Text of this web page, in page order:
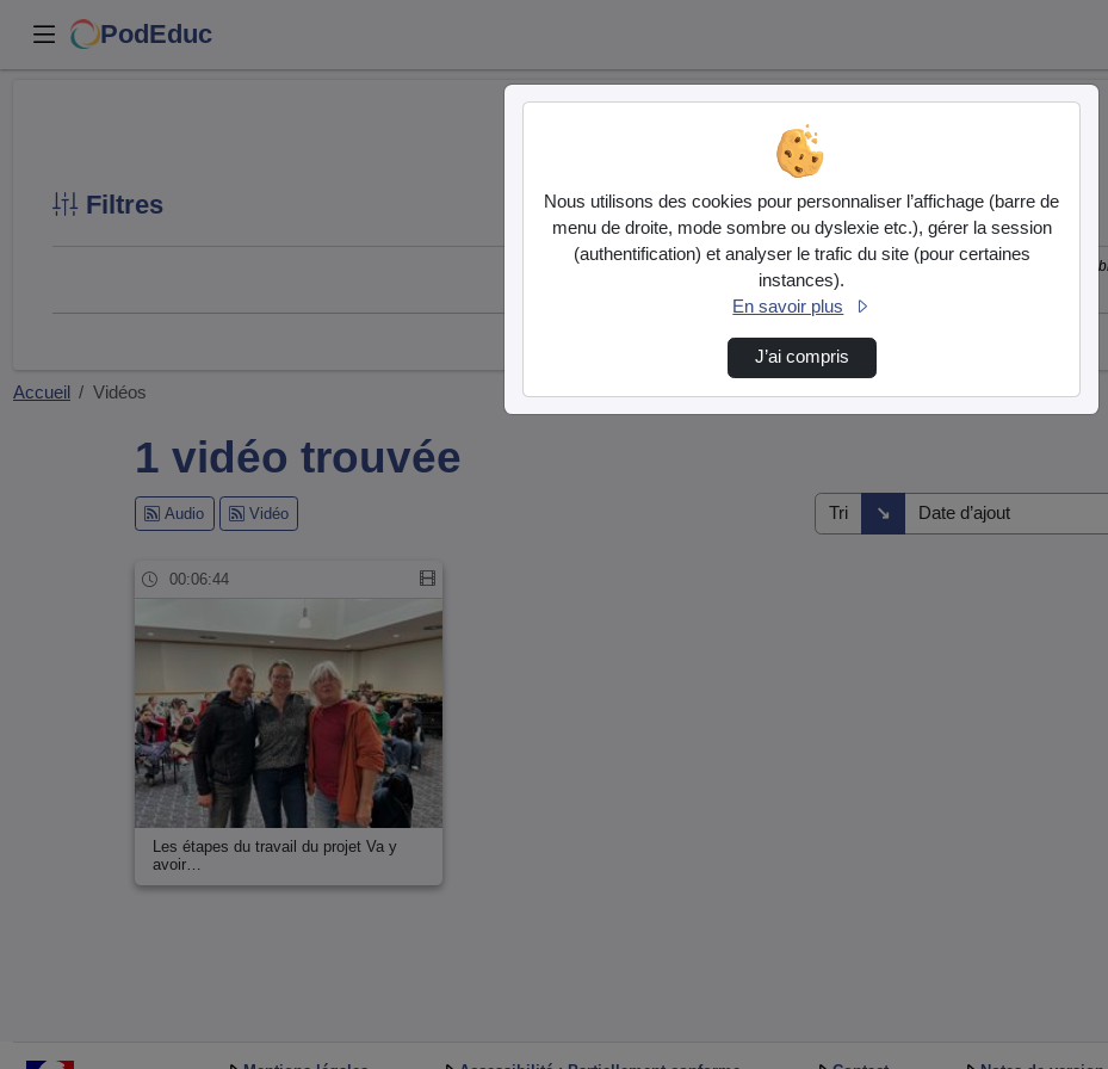
PodEduc
Filtres
Accueil Vidéos
1 vidéo trouvée
Audio Vidéo Tri ↘
Direction de tri
00:06:44
Les étapes du travail du projet Va y
avoir…
Nous utilisons des cookies pour personnaliser l’affichage (barre de
menu de droite, mode sombre ou dyslexie etc.), gérer la session
(authentification) et analyser le trafic du site (pour certaines
instances).
En savoir plus
J’ai compris